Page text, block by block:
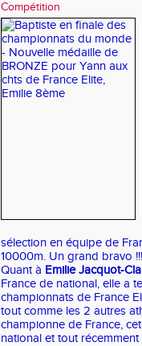
Compétition
sélection en équipe de
10000m. Un grand bravo !!!
Quant à Emilie Jacquot-
France de national, elle a
championnats de France
tout comme les 2 autres
championne de France,
national et tout